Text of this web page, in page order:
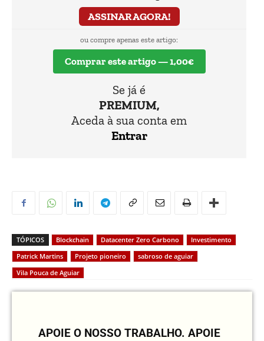
ASSINAR AGORA!
ou compre apenas este artigo:
Comprar este artigo — 1,00€
Se já é
PREMIUM,
Aceda à sua conta em
Entrar
TÓPICOS Blockchain Datacenter Zero Carbono
Investimento
Patrick Martins
Projeto pioneiro
sabroso de aguiar
Vila Pouca de Aguiar
APOIE O NOSSO TRABALHO. APOIE